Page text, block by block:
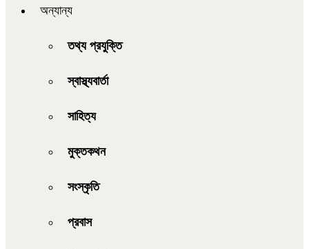
অন্যান্য
তথ্য প্রযুক্তি
স্বাস্থ্যবার্তা
সাহিত্য
মুক্তকথন
সংস্কৃতি
প্রবাস